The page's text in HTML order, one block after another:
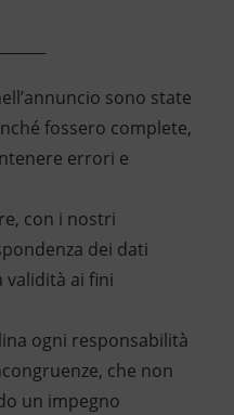
sono state
fossero complete,
errori e
con i nostri
dei dati
validità ai fini
ogni responsabilità
che non
un impegno